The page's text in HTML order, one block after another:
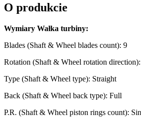
O produkcie
Wymiary Wałka turbiny:
Blades (Shaft & Wheel blades count): 9
Rotation (Shaft & Wheel rotation direction):
Type (Shaft & Wheel type): Straight
Back (Shaft & Wheel back type): Full
P.R. (Shaft & Wheel piston rings count):